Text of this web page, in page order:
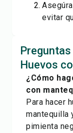
evitar
Huevos
¿Cómo
con
Para hacer
mantequilla
pimienta